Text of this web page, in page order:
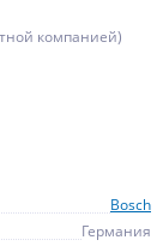
компанией)
Bosch
Германия